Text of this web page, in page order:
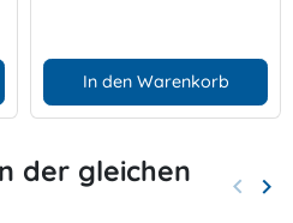
In den Warenkorb
der gleichen
Zurück
keyboard_arrow_left keyboard_arrow_right